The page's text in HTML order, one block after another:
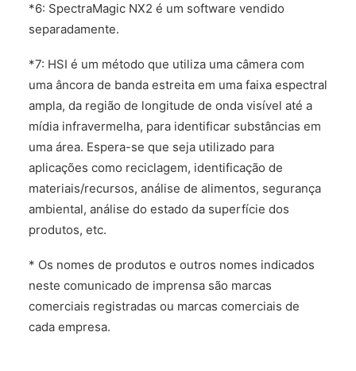
*6: SpectraMagic NX2 é um software vendido
separadamente.
*7: HSI é um método que utiliza uma câmera com
uma âncora de banda estreita em uma faixa espectral
ampla, da região de longitude de onda visível até a
mídia infravermelha, para identificar substâncias em
uma área. Espera-se que seja utilizado para
aplicações como reciclagem, identificação de
materiais/recursos, análise de alimentos, segurança
ambiental, análise do estado da superfície dos
produtos, etc.
* Os nomes de produtos e outros nomes indicados
neste comunicado de imprensa são marcas
comerciais registradas ou marcas comerciais de
cada empresa.